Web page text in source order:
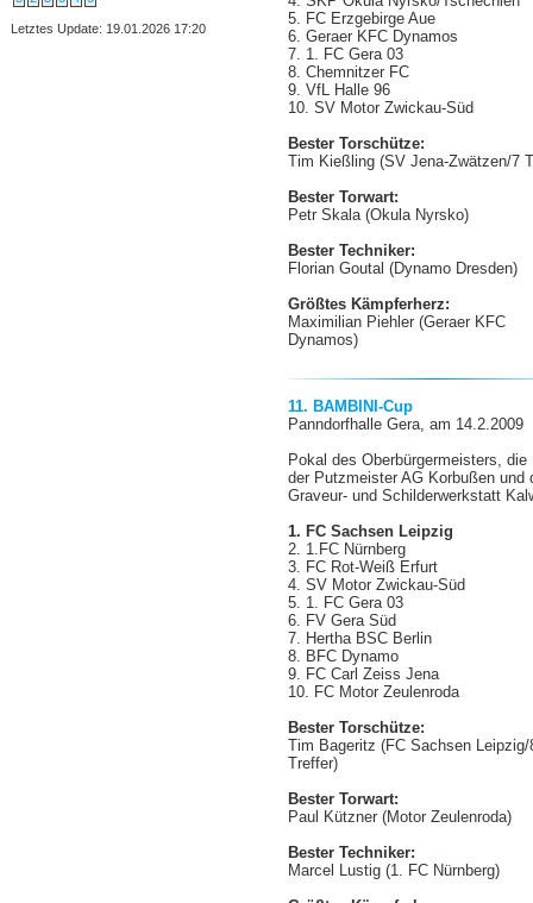
Letztes Update: 19.01.2026 17:20
5. FC Erzgebirge Aue
6. Geraer KFC Dynamos
7. 1. FC Gera 03
8. Chemnitzer FC
9. VfL Halle 96
10. SV Motor Zwickau-Süd
Bester Torschütze:
Tim Kießling(SV Jena-Zwätzen/7
Bester Torwart:
Petr Skala (Okula Nyrsko)
Bester Techniker:
Florian Goutal (Dynamo Dresden)
Größtes Kämpferherz:
Maximilian Piehler(Geraer KFC
Dynamos)
11. BAMBINI-Cup
Panndorfhalle Gera,am 14.2.2009
Pokal des Oberbürgermeisters, die
der Putzmeister AG Korbußen und
Graveur- und Schilderwerkstatt
1. FC Sachsen Leipzig
2. 1.FC Nürnberg
3. FC Rot-Weiß Erfurt
4. SV Motor Zwickau-Süd
5. 1. FC Gera 03
6. FV Gera Süd
7. Hertha BSC Berlin
8. BFC Dynamo
9. FC Carl Zeiss Jena
10. FC Motor Zeulenroda
Bester Torschütze:
Tim Bageritz(FC Sachsen Leipzig/
Treffer)
Bester Torwart:
Paul Kützner (Motor Zeulenroda)
Bester Techniker:
Marcel Lustig (1. FC Nürnberg)